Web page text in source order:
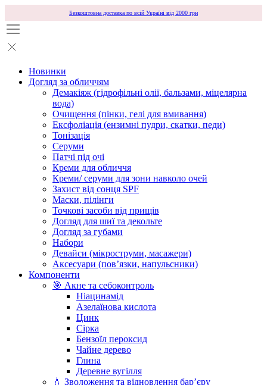
Безкоштовна доставка по всій Україні від 2000 грн
Новинки
Догляд за обличчям
Демакіяж (гідрофільні олії, бальзами, міцелярна
вода)
Очищення (пінки, гелі для вмивання)
Ексфоліація (ензимні пудри, скатки, педи)
Тонізація
Серуми
Патчі під очі
Креми для обличчя
Креми/ серуми для зони навколо очей
Захист від сонця SPF
Маски, пілінги
Точкові засоби від прищів
Догляд для шиї та декольте
Догляд за губами
Набори
Девайси (мікроструми, масажери)
Аксесуари (повʼязки, напульсники)
Компоненти
🎯 Акне та себоконтроль
Ніацинамід
Азелаїнова кислота
Цинк
Сірка
Бензоїл пероксид
Чайне дерево
Глина
Деревне вугілля
💧 Зволоження та відновлення бар’єру